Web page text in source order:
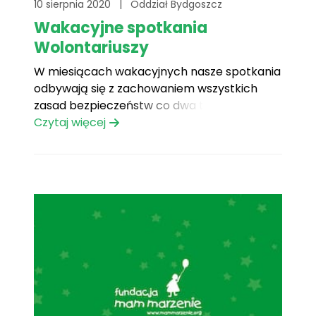
10 sierpnia 2020 | Oddział Bydgoszcz
Wakacyjne spotkania
Wolontariuszy
W miesiącach wakacyjnych nasze spotkania
odbywają się z zachowaniem wszystkich
zasad bezpieczeństw co dwa tygodnie.
Najbliższe spotkanie odbędzie się 24.08.2020.
Koordynatorem oddziału.
Czytaj więcej